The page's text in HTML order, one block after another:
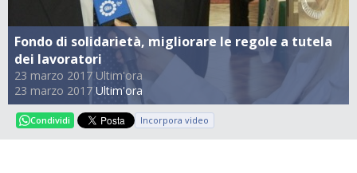
Fondo di solidarietà, migliorare le regole a tutela
dei lavoratori
23 marzo 2017 Ultim'ora
23 marzo 2017 Ultim'ora
Condividi Incorpora video